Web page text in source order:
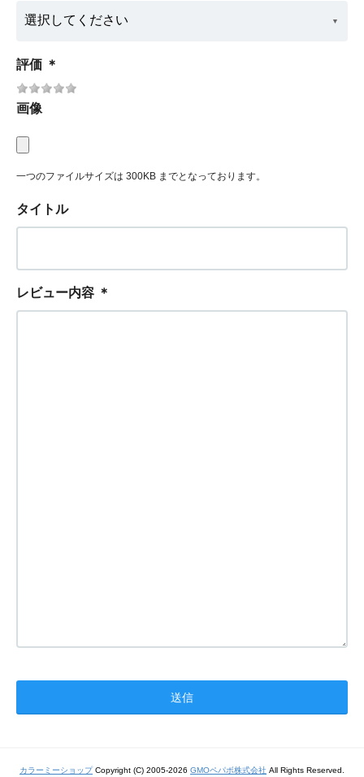
評価 ＊
画像
一つのファイルサイズは 300KB までとなっております。
タイトル
レビュー内容 ＊
カラーミーショップCopyright (C) 2005-2026 GMOペパボ株式会社 All Rights Reserved.